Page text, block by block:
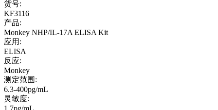
货号:
KF3116
产品:
Monkey NHP/IL-17A ELISA Kit
应用:
ELISA
反应:
Monkey
测定范围:
6.3-400pg/mL
灵敏度:
1.7pg/mL